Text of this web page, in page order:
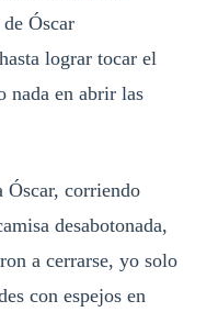
Óscar
lograr tocar el
nada en abrir las
corriendo
desabotonada,
a cerrarse, yo solo
con espejos en